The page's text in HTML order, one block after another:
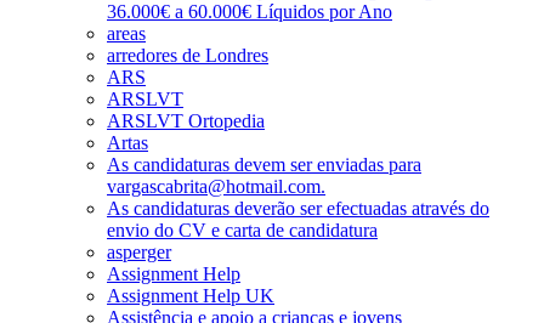
36.000€ a 60.000€ Líquidos por Ano
areas
arredores de Londres
ARS
ARSLVT
ARSLVT Ortopedia
Artas
As candidaturas devem ser enviadas para
vargascabrita@hotmail.com.
As candidaturas deverão ser efectuadas através do
envio do CV e carta de candidatura
asperger
Assignment Help
Assignment Help UK
Assistência e apoio a crianças e jovens